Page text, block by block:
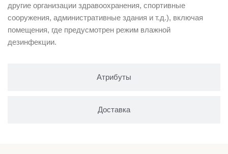
Атрибуты
Доставка
другие организации здравоохранения, спортивные
сооружения, административные здания и т.д.), включая
помещения, где предусмотрен режим влажной
дезинфекции.